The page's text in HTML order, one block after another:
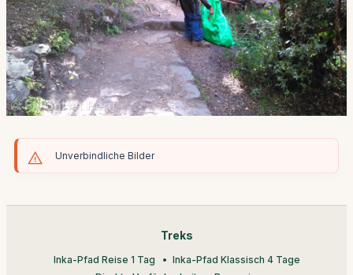
Unverbindliche Bilder
Treks
Inka-Pfad Reise 1 Tag
Inka-Pfad Klassisch 4 Tage